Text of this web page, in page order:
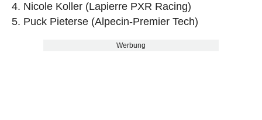
4. Nicole Koller (Lapierre PXR Racing)
5. Puck Pieterse (Alpecin-Premier Tech)
Werbung